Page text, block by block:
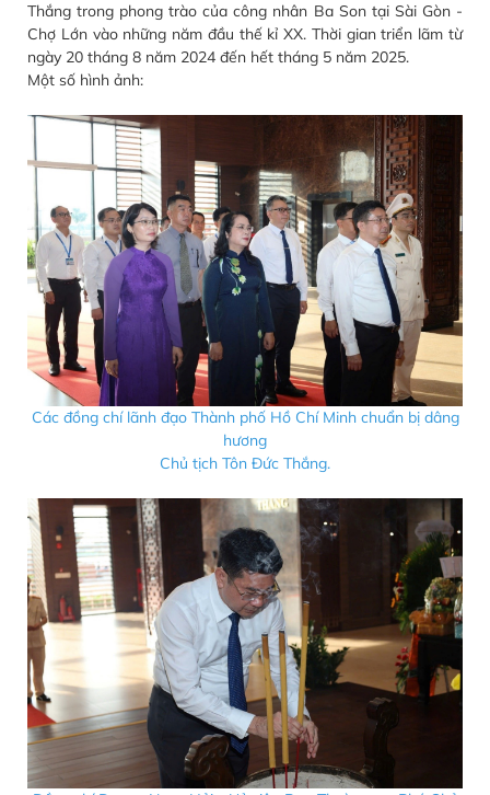
Thắng trong phong trào của công nhân Ba Son tại Sài Gòn -
Chợ Lớn vào những năm đầu thế kỉ XX. Thời gian triển lãm từ
ngày 20 tháng 8 năm 2024 đến hết tháng 5 năm 2025.
Một số hình ảnh:
Các đồng chí lãnh đạo Thành phố Hồ Chí Minh chuẩn bị dâng
hương
Chủ tịch Tôn Đức Thắng.